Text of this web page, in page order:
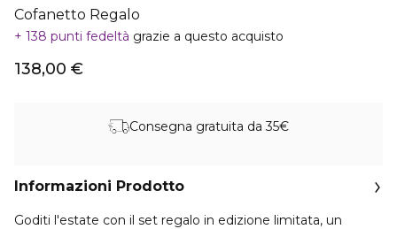
Cofanetto Regalo
138 punti fedeltà grazie a questo acquisto
138,00 €
Consegna gratuita da 35€
Informazioni Prodotto
Goditi l'estate con il set regalo in edizione limitata, un